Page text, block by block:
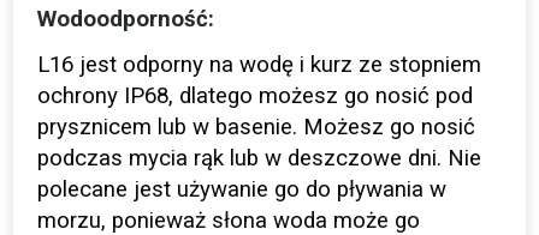
Wodoodporność:
L16 jest odporny na wodę i kurz ze stopniem
ochrony IP68, dlatego możesz go nosić pod
prysznicem lub w basenie. Możesz go nosić
podczas mycia rąk lub w deszczowe dni. Nie
polecane jest używanie go do pływania w
morzu, ponieważ słona woda może go